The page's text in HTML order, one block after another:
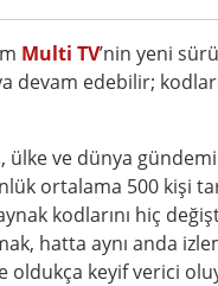
Multi TV’nin yeni
devam edebilir;
ülke ve dünya
ortalama 500 kişi
kodlarını hiç
hatta aynı anda
oldukça keyif verici